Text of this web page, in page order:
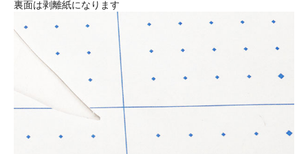
裏面は剥離紙になります